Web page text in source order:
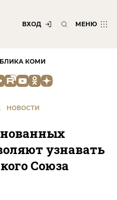
ВХОД МЕНЮ
КОМИ
НОВОСТИ
узнавать
Союза